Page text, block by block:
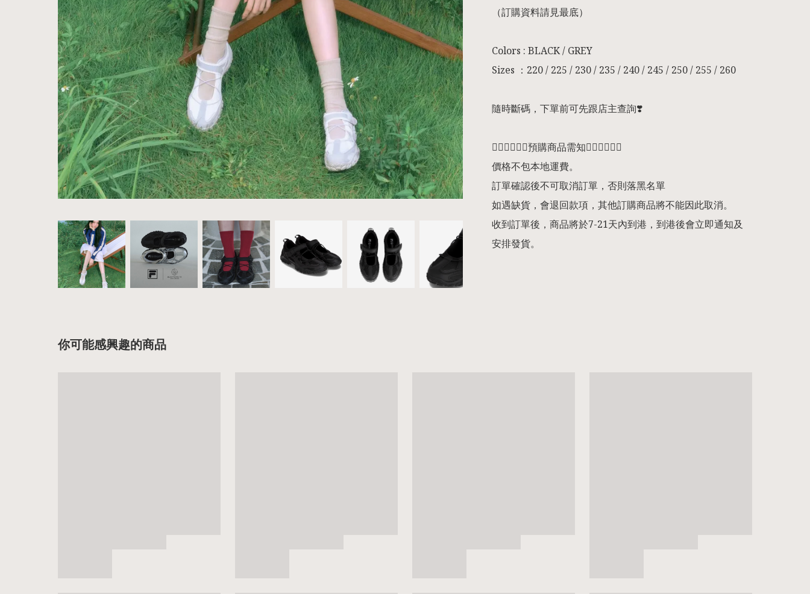
（訂購資料請見最底）
Colors : BLACK / GREY
Sizes ：220 / 225 / 230 / 235 / 240 / 245 / 250 / 255 / 260
隨時斷碼，下單前可先跟店主查詢❣️
👇🏻👇🏻👇🏻預購商品需知👇🏻👇🏻👇🏻
價格不包本地運費。
訂單確認後不可取消訂單，否則落黑名單
如遇缺貨，會退回款項，其他訂購商品將不能因此取消。
收到訂單後，商品將於7-21天內到港，到港後會立即通知及
安排發貨。
你可能感興趣的商品